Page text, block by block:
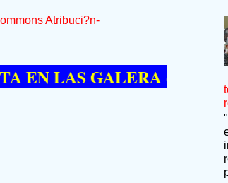
Atribuci?n-
GALERA --SÍ